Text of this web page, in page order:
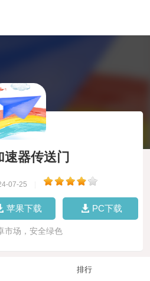
速器传送门
07-25
苹果下载 PC下载
市场，安全绿色
排行